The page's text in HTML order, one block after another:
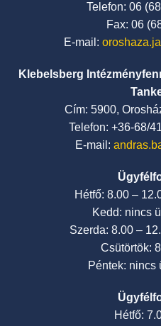
Telefon: 06
Fax: 06
E-mail:
Klebelsberg
Cím: 5900,
Telefon: +36-68/
E-mail:
Hétfő: 8.00 –
Kedd: nincs
Szerda: 8.00 –
Csütörtök:
Péntek: nincs
Hétfő: